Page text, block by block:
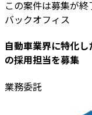
この案件は募集が終
バックオフィス
自動車業界に特化
の採用担当を募集
業務委託